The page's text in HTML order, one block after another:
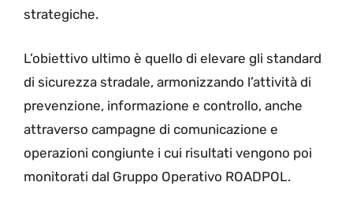
strategiche.
L’obiettivo ultimo è quello di elevare gli standard
di sicurezza stradale, armonizzando l’attività di
prevenzione, informazione e controllo, anche
attraverso campagne di comunicazione e
operazioni congiunte i cui risultati vengono poi
monitorati dal Gruppo Operativo ROADPOL.